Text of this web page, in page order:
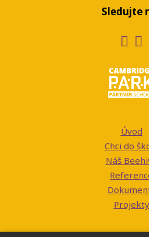
Sledujte
Úvod
Chci do
Náš
Projekty